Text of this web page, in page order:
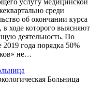
услугу медицинской
среди
об окончании курса
ходе которого выясняют
деятельность. По
2019 года порядка 50%
не…
Больница